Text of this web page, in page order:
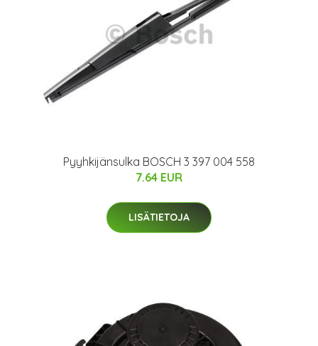
Pyyhkijänsulka BOSCH 3 397 004 558
7.64 EUR
LISÄTIETOJA